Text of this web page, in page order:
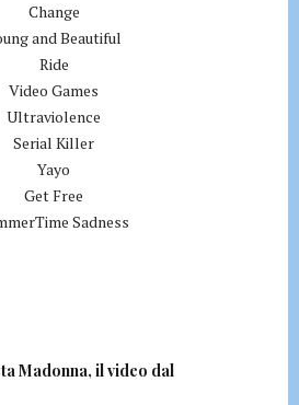
Change
and Beautiful
Ride
Video Games
Ultraviolence
Serial Killer
Yayo
Get Free
Sadness
Madonna, il video dal